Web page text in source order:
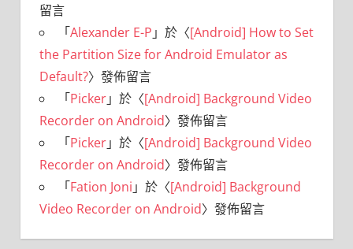
留言
「Alexander E-P 」於〈[Android] How to Set
the Partition Size for Android Emulator as
Default?〉發佈留言
「Picker」於〈[Android] Background Video
Recorder on Android〉發佈留言
「Picker」於〈[Android] Background Video
Recorder on Android〉發佈留言
「Fation Joni 」於〈[Android] Background
Video Recorder on Android〉發佈留言